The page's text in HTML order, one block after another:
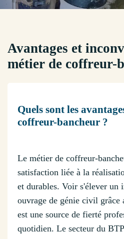
Avantages et
métier de coffreur-
Quels sont les
coffreur-bancheur ?
Le métier de coffreur-
satisfaction liée à la
et durables. Voir s'élever un
ouvrage de génie civil
est une source de fierté
quotidien. Le secteur du